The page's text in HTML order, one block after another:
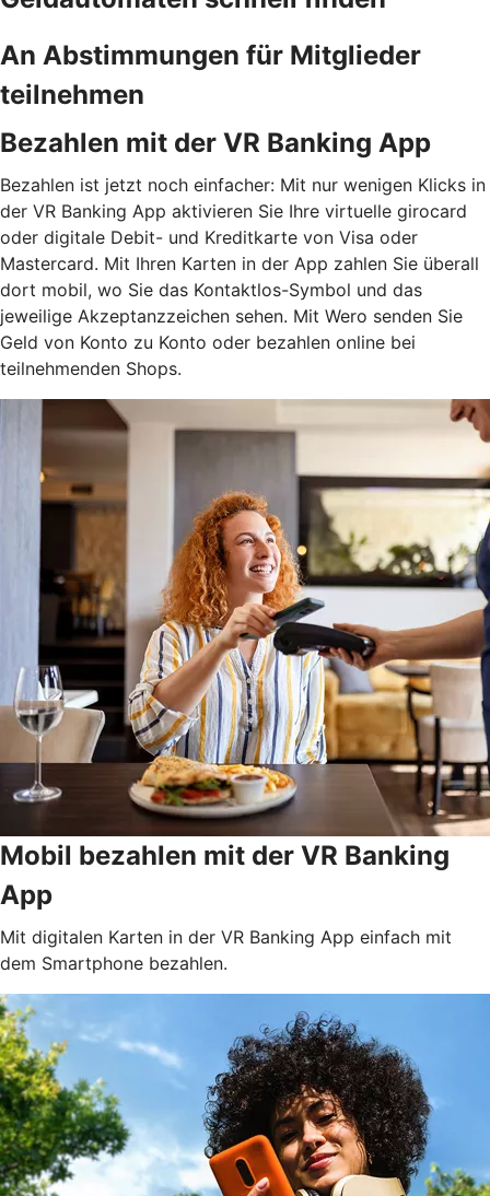
An Abstimmungen für Mitglieder
teilnehmen
Bezahlen mit der VR Banking App
Bezahlen ist jetzt noch einfacher: Mit nur wenigen Klicks in
der VR Banking App aktivieren Sie Ihre virtuelle girocard
oder digitale Debit- und Kreditkarte von Visa oder
Mastercard. Mit Ihren Karten in der App zahlen Sie überall
dort mobil, wo Sie das Kontaktlos-Symbol und das
jeweilige Akzeptanzzeichen sehen. Mit Wero senden Sie
Geld von Konto zu Konto oder bezahlen online bei
teilnehmenden Shops.
Mobil bezahlen mit der VR Banking
App
Mit digitalen Karten in der VR Banking App einfach mit
dem Smartphone bezahlen.